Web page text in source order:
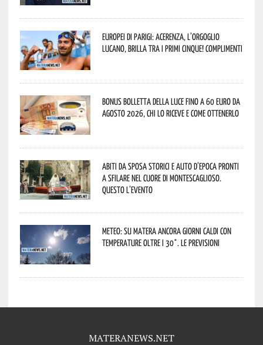
Europei di Parigi: Acerenza, l’orgoglio
lucano, brilla tra i primi cinque! Complimenti
Bonus bolletta della luce fino a 60 euro da
agosto 2026, chi lo riceve e come ottenerlo
Abiti da sposa storici e auto d’epoca pronti
a sfilare nel cuore di Montescaglioso.
Questo l’evento
Meteo: su Matera ancora giorni caldi con
temperature oltre i 30°. Le previsioni
MATERANEWS.NET